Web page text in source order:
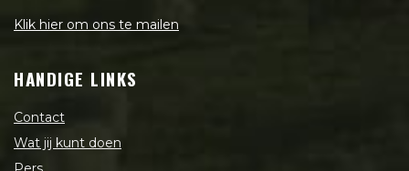
Klik hier om ons te mailen
HANDIGE LINKS
Contact
Wat jij kunt doen